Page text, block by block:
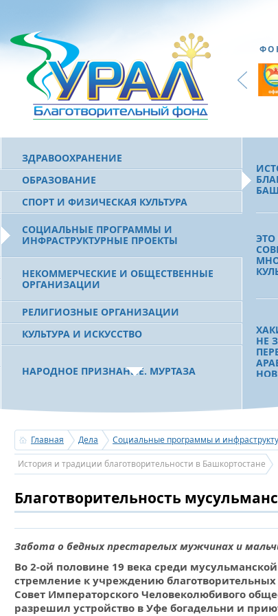
ЗДРАВООХРАНЕНИЕ
ОБРАЗОВАНИЕ
СПОРТ И ФИЗИЧЕСКАЯ КУЛЬТУРА
СОЦИАЛЬНЫЕ ПРОГРАММЫ И
ИНФРАСТРУКТУРНЫЕ ПРОЕКТЫ
НЕКОММЕРЧЕСКИЕ И ОБЩЕСТВЕННЫЕ
ОРГАНИЗАЦИИ
РЕЛИГИОЗНЫЕ ОРГАНИЗАЦИИ
КУЛЬТУРА И ИСКУССТВО
НАРОДНОЕ ПРИЗНАНИЕ. МУРТАЗА
С ПРАЗДНИКОМ УРАЗА-БАЙРАМ!
ПОЗДРАВЛЕНИЕ ПЕРВОГО ПРЕЗИДЕНТА
СОВЕТА БЛАГОТВОРИТЕЛЬНОГО ФОНДА
«УРАЛ» М.Г.РАХИМОВА
УСЕРГАН. ИЗДАН XХХV ТОМ «ИСТОРИИ
БАШКИРСКИХ РОДОВ»
ОГОНЬ - СУДЬЯ БЕСПЕЧНОСТИ ЛЮДЕЙ.
ПОЖАРОВ МЕНЬШЕ НЕ СТАНОВИТСЯ
НЕ
Главная Дела Социальные программы и
История и традиции благотворительности в Башкортостане
Благотворительность
Забота о бедных престарелых мужчинах и
Во 2-ой половине 19 века среди
стремление к учреждению
Совет Императорского Человеколюбивого
разрешил устройство в Уфе богадельни и